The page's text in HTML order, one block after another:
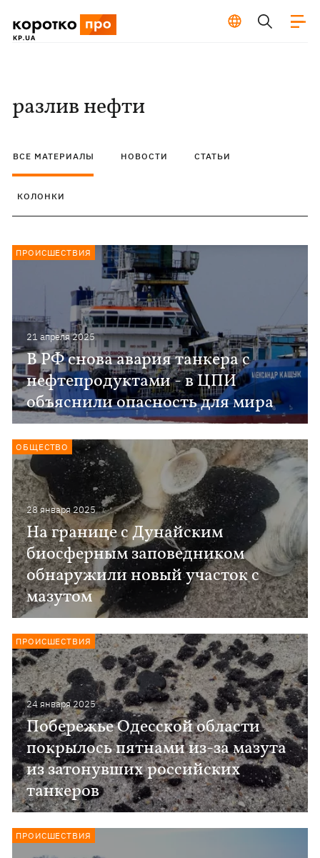
разлив нефти
ВСЕ МАТЕРИАЛЫ НОВОСТИ СТАТЬИ
КОЛОНКИ
21 апреля 2025
В РФ снова авария танкера с
нефтепродуктами - в ЦПИ
объяснили опасность для мира
ПРОИСШЕСТВИЯ
28 января 2025
На границе с Дунайским
биосферным заповедником
обнаружили новый участок с
мазутом
ОБЩЕСТВО
24 января 2025
Побережье Одесской области
покрылось пятнами из-за мазута
из затонувших российских
танкеров
ПРОИСШЕСТВИЯ
ПРОИСШЕСТВИЯ